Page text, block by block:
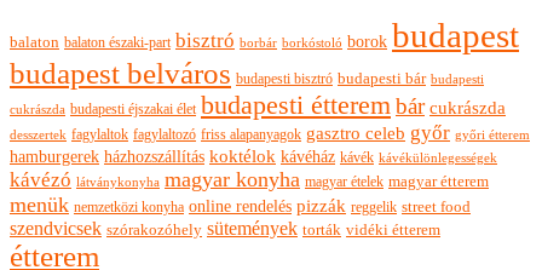
balaton balaton északi-part bisztró borbár borkóstoló borok budapest
budapest belváros budapesti bisztró budapesti bár budapesti
cukrászda budapesti éjszakai élet budapesti étterembár cukrászda
desszertek fagylaltok fagylaltozó friss alapanyagok gasztro celeb győr győri étterem
hamburgerek házhozszállítás koktélok kávéház kávék kávékülönlegességek
kávézó látványkonyha magyar konyha magyar ételek magyar étterem
menük nemzetközi konyha online rendelés pizzák reggelik street food
szendvicsek szórakozóhely sütemények torták vidéki étterem
étterem